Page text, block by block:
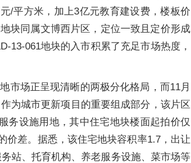
/平方米，加上3亿元教育建设费，楼板价
块同属文博西片区，定位一致且定价形成
13-061地块的入市积累了充足市场热度，
市场正呈现清晰的两极分化格局，而11月
为城市更新项目的重要组成部分，该片区
务设施用地，其中住宅地块楼面起拍价仅
价差。据悉，该住宅地块容积率1.7，出让
站、托育机构、养老服务设施、菜市场等